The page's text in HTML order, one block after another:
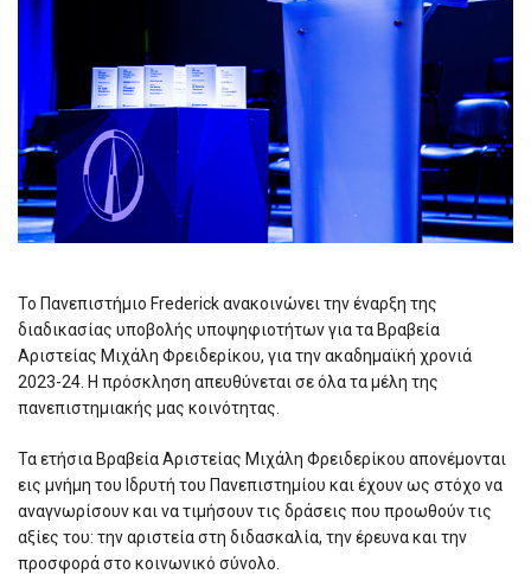
Το Πανεπιστήμιο Frederick ανακοινώνει την έναρξη της
διαδικασίας υποβολής υποψηφιοτήτων για τα Βραβεία
Αριστείας Μιχάλη Φρειδερίκου, για την ακαδημαϊκή χρονιά
2023-24. Η πρόσκληση απευθύνεται σε όλα τα μέλη της
πανεπιστημιακής μας κοινότητας.
Τα ετήσια Βραβεία Αριστείας Μιχάλη Φρειδερίκου απονέμονται
εις μνήμη του Ιδρυτή του Πανεπιστημίου και έχουν ως στόχο να
αναγνωρίσουν και να τιμήσουν τις δράσεις που προωθούν τις
αξίες του: την αριστεία στη διδασκαλία, την έρευνα και την
προσφορά στο κοινωνικό σύνολο.